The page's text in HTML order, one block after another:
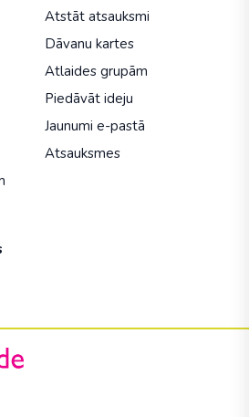
Atstāt atsauksmi
Dāvanu kartes
Atlaides grupām
Piedāvāt ideju
Jaunumi e-pastā
Atsauksmes